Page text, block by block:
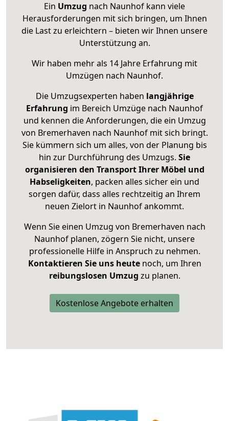
Ein Umzug nach Naunhof kann viele
Herausforderungen mit sich bringen, um Ihnen
die Last zu erleichtern – bieten wir Ihnen unsere
Unterstützung an.
Wir haben mehr als 14 Jahre Erfahrung mit
Umzügen nach Naunhof.
Die Umzugsexperten haben langjährige
Erfahrung im Bereich Umzüge nach Naunhof
und kennen die Anforderungen, die ein Umzug
von Bremerhaven nach Naunhof mit sich bringt.
Sie kümmern sich um alles, von der Planung bis
hin zur Durchführung des Umzugs. Sie
organisieren den Transport Ihrer Möbel und
Habseligkeiten, packen alles sicher ein und
sorgen dafür, dass alles rechtzeitig an Ihrem
neuen Zielort in Naunhof ankommt.
Wenn Sie einen Umzug von Bremerhaven nach
Naunhof planen, zögern Sie nicht, unsere
professionelle Hilfe in Anspruch zu nehmen.
Kontaktieren Sie uns heutenoch, um Ihren
reibungslosen Umzug zu planen.
Kostenlose Angebote erhalten